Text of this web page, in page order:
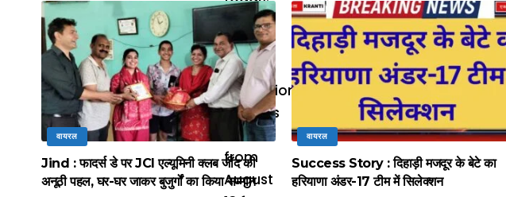
वायरल
Jind : फादर्स डे पर JCI एल्यूमिनी क्लब जींद की
अनूठी पहल, घर-घर जाकर बुजुर्गों का किया सम्मान
वायरल
Success Story : दिहाड़ी मजदूर के बेटे का
हरियाणा अंडर-17 टीम में सिलेक्शन